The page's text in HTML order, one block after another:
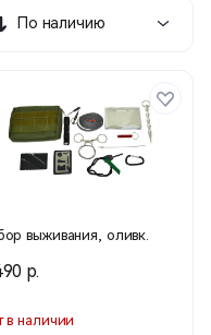
По наличию
выживания, оливк.
р.
в наличии